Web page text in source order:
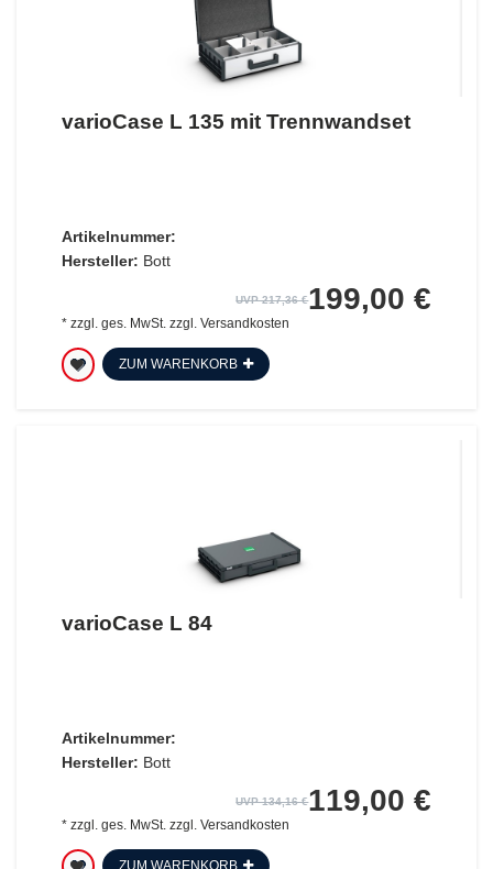
varioCase L 135 mit Trennwandset
Artikelnummer:
Hersteller: Bott
UVP 217,36 €199,00 €
* zzgl. ges. MwSt.zzgl. Versandkosten
ZUM WARENKORB
varioCase L 84
Artikelnummer:
Hersteller: Bott
UVP 134,16 €119,00 €
* zzgl. ges. MwSt.zzgl. Versandkosten
ZUM WARENKORB